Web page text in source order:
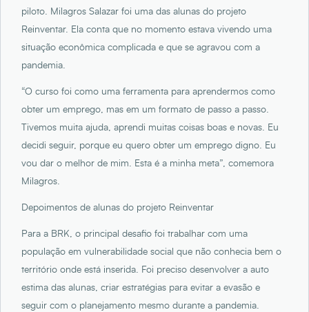
piloto. Milagros Salazar foi uma das alunas do projeto
Reinventar. Ela conta que no momento estava vivendo uma
situação econômica complicada e que se agravou com a
pandemia.
“O curso foi como uma ferramenta para aprendermos como
obter um emprego, mas em um formato de passo a passo.
Tivemos muita ajuda, aprendi muitas coisas boas e novas. Eu
decidi seguir, porque eu quero obter um emprego digno. Eu
vou dar o melhor de mim. Esta é a minha meta”, comemora
Milagros.
Depoimentos de alunas do projeto Reinventar
Para a BRK, o principal desafio foi trabalhar com uma
população em vulnerabilidade social que não conhecia bem o
território onde está inserida. Foi preciso desenvolver a auto
estima das alunas, criar estratégias para evitar a evasão e
seguir com o planejamento mesmo durante a pandemia.